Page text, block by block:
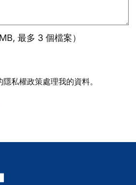
最多 3 個檔案）
私權政策處理我的資料。